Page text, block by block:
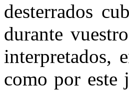
desterrados
durante
interpretados,
como por este